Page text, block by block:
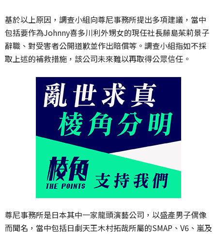
基於以上原因，調查小組向尊尼事務所提出多項建議，當中
包括要作為Johnny喜多川利外甥女的現任社長藤島茱莉景子
辭職、對受害者公開道歉並作出賠償等。調查小組指如不採
取上述的補救措施，該公司未來難以再取得公眾信任。
尊尼事務所是日本其中一家龍頭演藝公司，以盛產男子偶像
而聞名，當中包括日劇天王木村拓哉所屬的SMAP、V6、嵐及